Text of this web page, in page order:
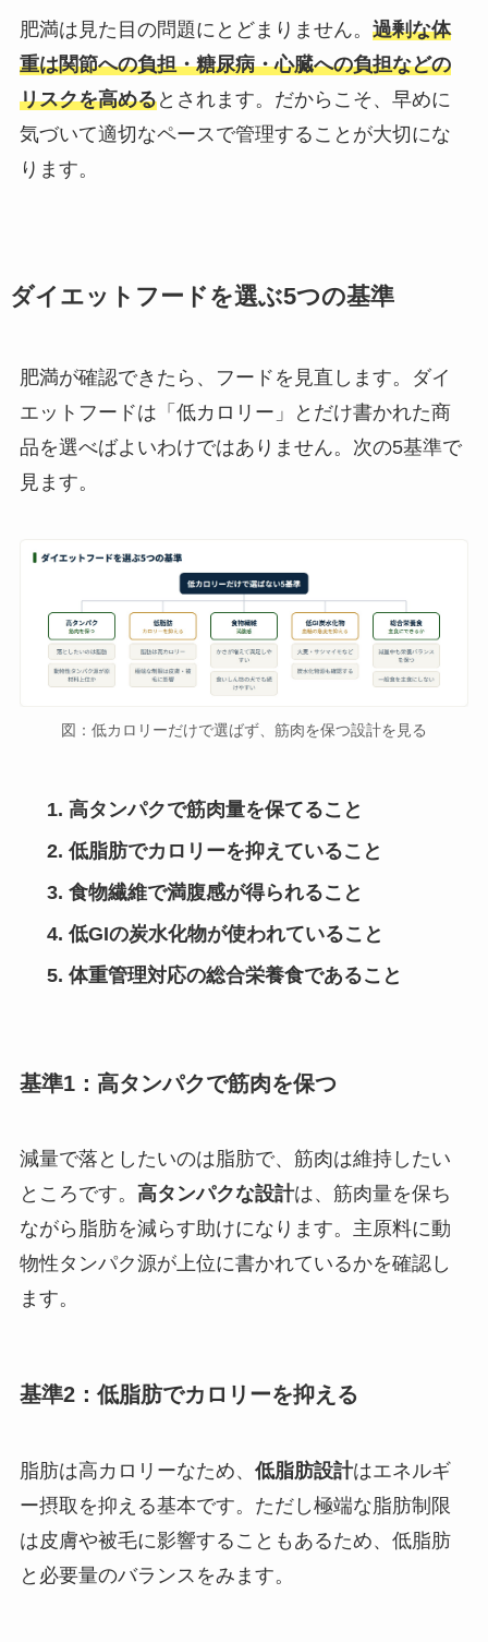
肥満は見た目の問題にとどまりません。 過剰な体
重は関節への負担・糖尿病・心臓への負担などの
リスクを高めるとされます。だからこそ、早めに
気づいて適切なペースで管理することが大切にな
ります。
ダイエットフードを選ぶ5つの基準
肥満が確認できたら、フードを見直します。ダイ
エットフードは「低カロリー」とだけ書かれた商
品を選べばよいわけではありません。次の5基準で
見ます。
図：低カロリーだけで選ばず、筋肉を保つ設計を見る
高タンパクで筋肉量を保てること
低脂肪でカロリーを抑えていること
食物繊維で満腹感が得られること
低GIの炭水化物が使われていること
体重管理対応の総合栄養食であること
基準1：高タンパクで筋肉を保つ
減量で落としたいのは脂肪で、筋肉は維持したい
ところです。 高タンパクな設計は、筋肉量を保ち
ながら脂肪を減らす助けになります。主原料に動
物性タンパク源が上位に書かれているかを確認し
ます。
基準2：低脂肪でカロリーを抑える
脂肪は高カロリーなため、 低脂肪設計はエネルギ
ー摂取を抑える基本です。ただし極端な脂肪制限
は皮膚や被毛に影響することもあるため、低脂肪
と必要量のバランスをみます。